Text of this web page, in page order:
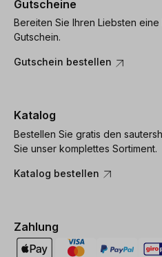
Gutscheine
Bereiten Sie Ihren Liebsten
Gutschein.
Gutschein bestellen
Katalog
Bestellen Sie gratis den
Sie unser komplettes Sortiment.
Katalog bestellen
Zahlung